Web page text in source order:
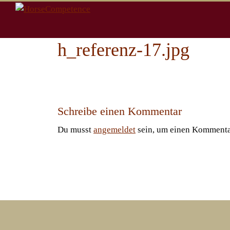
Zum
h_referenz-17.jpg
Schreibe einen Kommentar
Du musst angemeldet sein, um einen